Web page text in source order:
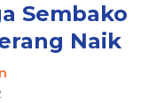
Sembako
Naik